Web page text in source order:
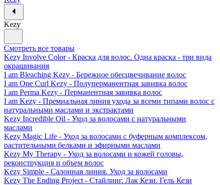
Kezy
Смотреть все товары
Kezy Involve Color - Краска для волос. Одна краска - три вида
окрашивания
I am Bleaching Kezy - Бережное обесцвечивание волос
I am One Curl Kezy - Полуперманентная завивка волос
I am Perma Kezy - Перманентная завивка волос
I am Kezy - Премиальная линия ухода за всеми типами волос с
натуральными маслами и экстрактами
Kezy Incredible Oil - Уход за волосами с натуральными
маслами
Kezy Magic Life - Уход за волосами с буферным комплексом,
растительными белками и эфирными маслами
Kezy My Therapy - Уход за волосами и кожей головы,
реконструкция и объем волос
Kezy Simple - Салонная линия. Уход за волосами
Kezy The Ending Project - Стайлинг. Лак Кези. Гель Кези